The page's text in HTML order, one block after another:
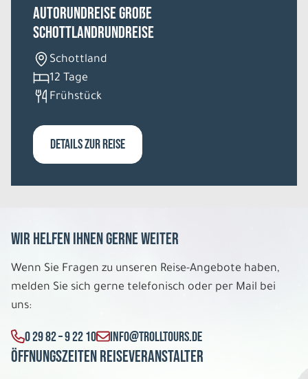
9 Tage
Mo. 10.08. - Di. 18.08.2026
Bahnrundreise
Belegung: 1
REISE VERBINDLICH ANFRAGEN
9 Tage
Di. 11.08. - Mi. 19.08.2026
Belegung: 2
P.P. AB
Autorundreise Große
Schottlandrundreise
Schottland
12 Tage
Frühstück
DETAILS ZUR REISE
Wir helfen Ihnen gerne weiter
Wenn Sie Fragen zu unseren Reise-Angebote haben,
melden Sie sich gerne telefonisch oder per Mail bei
uns:
0 29 82 – 9 22 10 INFO@TROLLTOURS.DE
Öffnungszeiten Reiseveranstalter